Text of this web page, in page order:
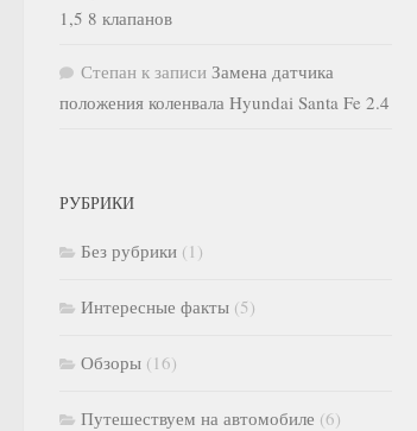
1,5 8 клапанов
Степан к записи Замена датчика
положения коленвала Hyundai Santa Fe 2.4
РУБРИКИ
Без рубрики (1)
Интересные факты (5)
Обзоры (16)
Путешествуем на автомобиле (6)